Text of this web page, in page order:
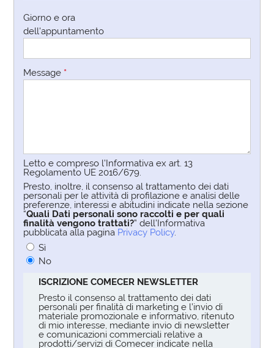
Giorno e ora
dell'appuntamento
Message *
Letto e compreso l’Informativa ex art. 13
Regolamento UE 2016/679.
Presto, inoltre, il consenso al trattamento dei dati
personali per le attività di profilazione e analisi delle
preferenze, interessi e abitudini indicate nella sezione
“Quali Dati personali sono raccolti e per quali
finalità vengono trattati?” dell’Informativa
pubblicata alla pagina Privacy Policy.
Sì
No
ISCRIZIONE COMECER NEWSLETTER
Presto il consenso al trattamento dei dati
personali per finalità di marketing e l’invio di
materiale promozionale e informativo, ritenuto
di mio interesse, mediante invio di newsletter
e comunicazioni commerciali relative a
prodotti/servizi di Comecer indicate nella